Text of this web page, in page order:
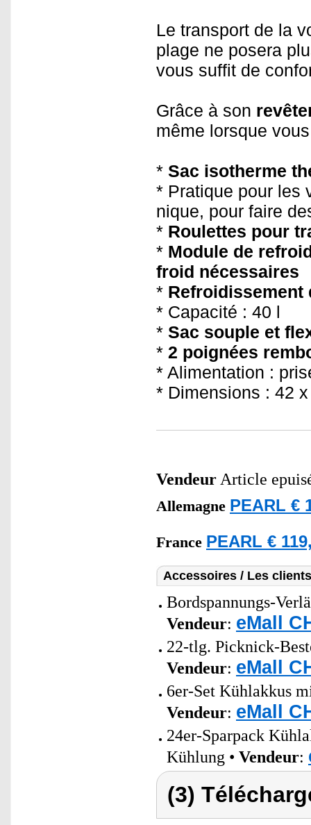
Le transport de la
plage ne posera
vous suffit de
Grâce à son
même lorsque
* Sac isotherme
* Pratique pour les
nique, pour faire
* Roulettes pour
* Module de
froid nécessaires
* Refroidissement
* Capacité : 40 l
* Sac souple et
* 2 poignées
* Alimentation :
* Dimensions : 42
Vendeur Article
Allemagne PEARL €
France PEARL €
Accessoires / Les
Bordspannungs-
Vendeur: eMall
22-tlg. Picknick-
Vendeur: eMall
6er-Set Kühlakkus
Vendeur: eMall
24er-Sparpack
Kühlung • Vendeur:
(3)